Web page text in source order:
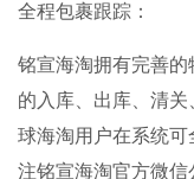
全程包裹跟踪：
铭宣海淘拥有完善
的入库、出库、清
球海淘用户在系统
注铭宣海淘官方微信